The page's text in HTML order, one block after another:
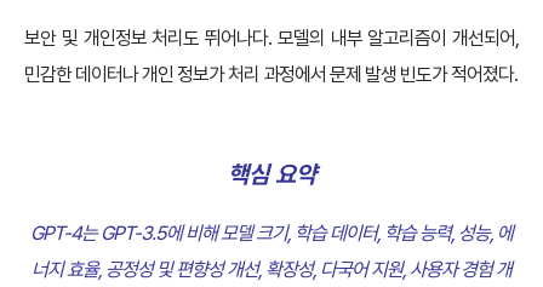
보안 및 개인정보 처리도 뛰어나다. 모델의 내부 알고리즘이 개선되어,
민감한 데이터나 개인 정보가 처리 과정에서 문제 발생 빈도가 적어졌다.
핵심 요약
GPT-4는 GPT-3.5에 비해 모델 크기, 학습 데이터, 학습 능력, 성능, 에
너지 효율, 공정성 및 편향성 개선, 확장성, 다국어 지원, 사용자 경험 개